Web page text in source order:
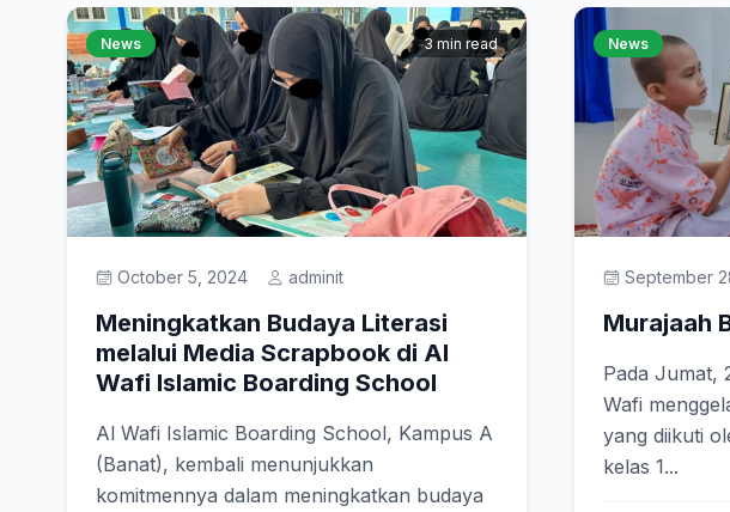
News 3 min read
October 5, 2024 adminit
Meningkatkan Budaya Literasi
melalui Media Scrapbook di Al
Wafi Islamic Boarding School
Al Wafi Islamic Boarding School, Kampus A
(Banat), kembali menunjukkan
komitmennya dalam meningkatkan budaya
News
September
Murajaah
Pada Jumat,
Wafi
yang diikuti
kelas 1...